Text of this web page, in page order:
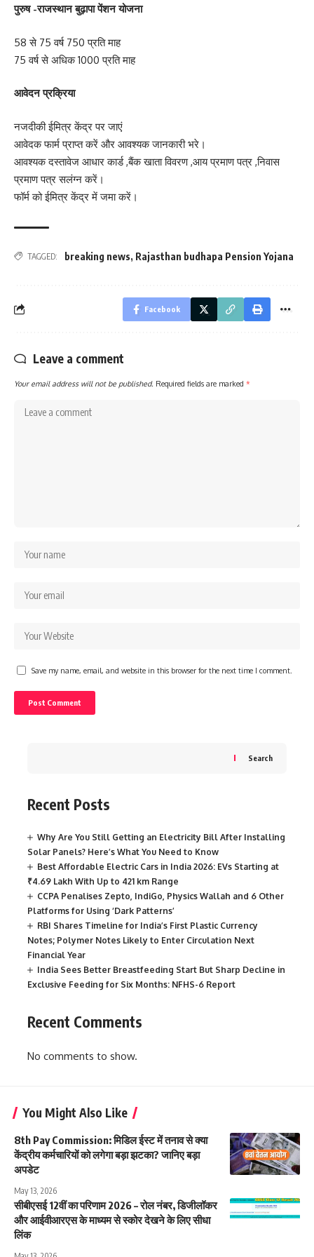
पुरुष -राजस्थान बुढ़ापा पेंशन योजना
58 से 75 वर्ष 750 प्रति माह
75 वर्ष से अधिक 1000 प्रति माह
आवेदन प्रक्रिया
नजदीकी ईमित्र केंद्र पर जाएं
आवेदक फार्म प्राप्त करें और आवश्यक जानकारी भरे।
आवश्यक दस्तावेज आधार कार्ड ,बैंक खाता विवरण ,आय प्रमाण पत्र ,निवास
प्रमाण पत्र सलंग्न करें।
फॉर्म को ईमित्र केंद्र में जमा करें।
TAGGED: breaking news, Rajasthan budhapa Pension Yojana
Facebook
Leave a comment
Your email address will not be published. Required fields are marked *
Save my name, email, and website in this browser for the next time I comment.
Search
Recent Posts
Why Are You Still Getting an Electricity Bill After Installing
Solar Panels? Here’s What You Need to Know
Best Affordable Electric Cars in India 2026: EVs Starting at
₹4.69 Lakh With Up to 421 km Range
CCPA Penalises Zepto, IndiGo, Physics Wallah and 6 Other
Platforms for Using ‘Dark Patterns’
RBI Shares Timeline for India’s First Plastic Currency
Notes; Polymer Notes Likely to Enter Circulation Next
Financial Year
India Sees Better Breastfeeding Start But Sharp Decline in
Exclusive Feeding for Six Months: NFHS-6 Report
Recent Comments
No comments to show.
You Might Also Like
8th Pay Commission: मिडिल ईस्ट में तनाव से क्या
केंद्रीय कर्मचारियों को लगेगा बड़ा झटका? जानिए बड़ा
अपडेट
May 13, 2026
सीबीएसई 12वीं का परिणाम 2026 – रोल नंबर, डिजीलॉकर
और आईवीआरएस के माध्यम से स्कोर देखने के लिए सीधा
लिंक